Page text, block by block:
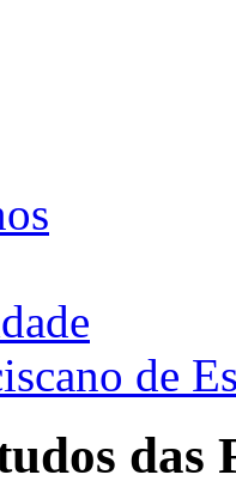
de
das